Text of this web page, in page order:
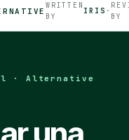
WRITTEN
BY
IRIS ·
BY
· Alternative